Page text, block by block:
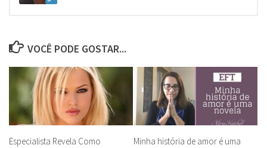
VOCÊ PODE GOSTAR...
Especialista Revela Como
Minha história de amor é uma